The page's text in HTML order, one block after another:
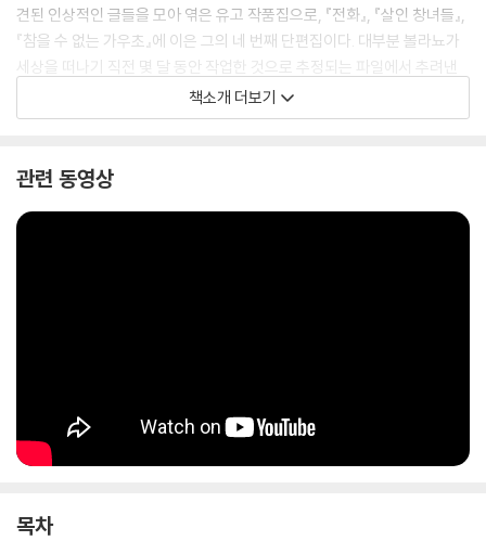
견된 인상적인 글들을 모아 엮은 유고 작품집으로, 『전화』, 『살인 창녀들』,
『참을 수 없는 가우초』에 이은 그의 네 번째 단편집이다. 대부분 볼라뇨가
세상을 떠나기 직전 몇 달 동안 작업한 것으로 추정되는 파일에서 추려낸
글들로서, 임박한 자신의 죽음을 예감하고 죽음과 경주하듯 마지막 순간까
지 치열하게 창작열을 불태웠던 그의 열정과 숨결을 고스란히 전해 준다.
어느 평범한 기자의 일상에 끼어든, 새벽 4시에 걸려 온 수상한 전화. 프랑
급 좀비 영화의 줄거리를 따라가며 쓰는 누군가의 불온한 전기. 세상을 떠
책소개 더보기
관련 동영상
목차